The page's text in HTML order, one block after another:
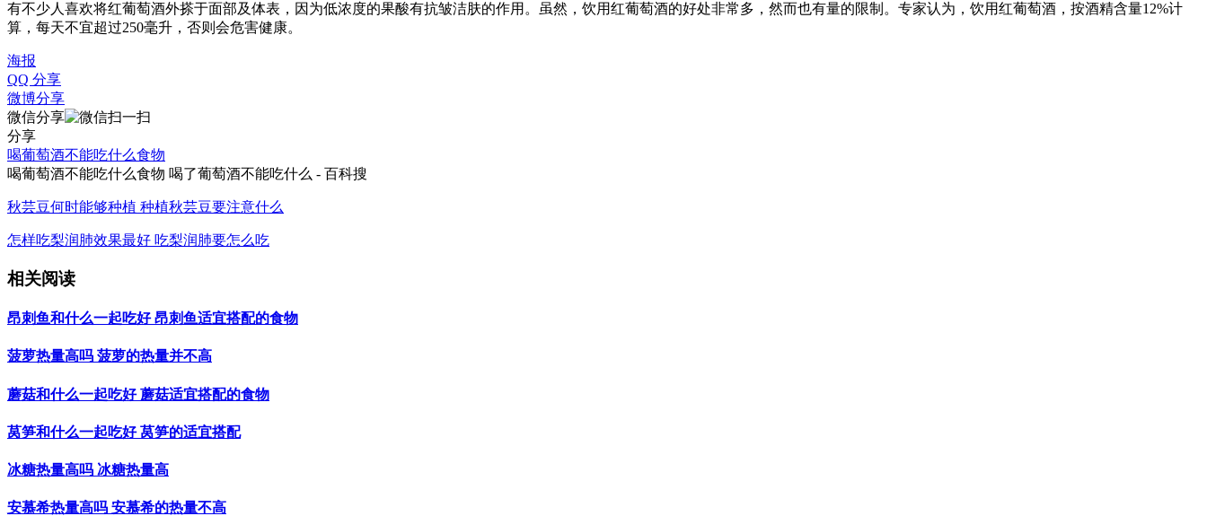
有不少人喜欢将红葡萄酒外搽于面部及体表，因为低浓度的果酸有抗皱洁肤的作用。虽然，饮用红葡萄酒的好处非常多，然而也有量的限制。专家认为，饮用红葡萄酒，按酒精含量12%计
算，每天不宜超过250毫升，否则会危害健康。
海报
QQ 分享
微博分享
微信分享
分享
喝葡萄酒不能吃什么食物
喝葡萄酒不能吃什么食物 喝了葡萄酒不能吃什么 - 百科搜
秋芸豆何时能够种植 种植秋芸豆要注意什么
怎样吃梨润肺效果最好 吃梨润肺要怎么吃
相关阅读
昂刺鱼和什么一起吃好 昂刺鱼适宜搭配的食物
菠萝热量高吗 菠萝的热量并不高
蘑菇和什么一起吃好 蘑菇适宜搭配的食物
莴笋和什么一起吃好 莴笋的适宜搭配
冰糖热量高吗 冰糖热量高
安慕希热量高吗 安慕希的热量不高